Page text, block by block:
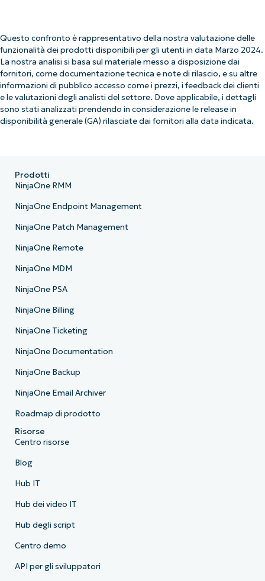
Questo confronto è rappresentativo della nostra valutazione delle
funzionalità dei prodotti disponibili per gli utenti in data Marzo 2024.
La nostra analisi si basa sul materiale messo a disposizione dai
fornitori, come documentazione tecnica e note di rilascio, e su altre
informazioni di pubblico accesso come i prezzi, i feedback dei clienti
e le valutazioni degli analisti del settore. Dove applicabile, i dettagli
sono stati analizzati prendendo in considerazione le release in
disponibilità generale (GA) rilasciate dai fornitori alla data indicata.
Prodotti
NinjaOne RMM
NinjaOne Endpoint Management
NinjaOne Patch Management
NinjaOne Remote
NinjaOne MDM
NinjaOne PSA
NinjaOne Billing
NinjaOne Ticketing
NinjaOne Documentation
NinjaOne Backup
NinjaOne Email Archiver
Roadmap di prodotto
Risorse
Centro risorse
Blog
Hub IT
Hub dei video IT
Hub degli script
Centro demo
API per gli sviluppatori